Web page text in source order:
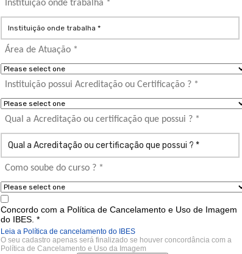
Instituição onde trabalha *
Área de Atuação *
Instituição possui Acreditação ou Certificação ? *
Qual a Acreditação ou certificação que possui ? *
Como soube do curso ? *
Concordo com a Política de Cancelamento e Uso de Imagem
do IBES. *
Leia a Política de cancelamento do IBES
O seu cadastro apenas será finalizado se houver concordância com a
Política de Cancelamento e Uso da Imagem